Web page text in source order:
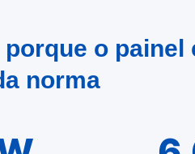
o painel
norma